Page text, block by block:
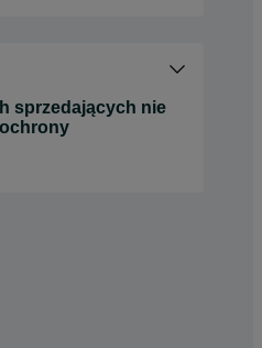
sprzedających nie